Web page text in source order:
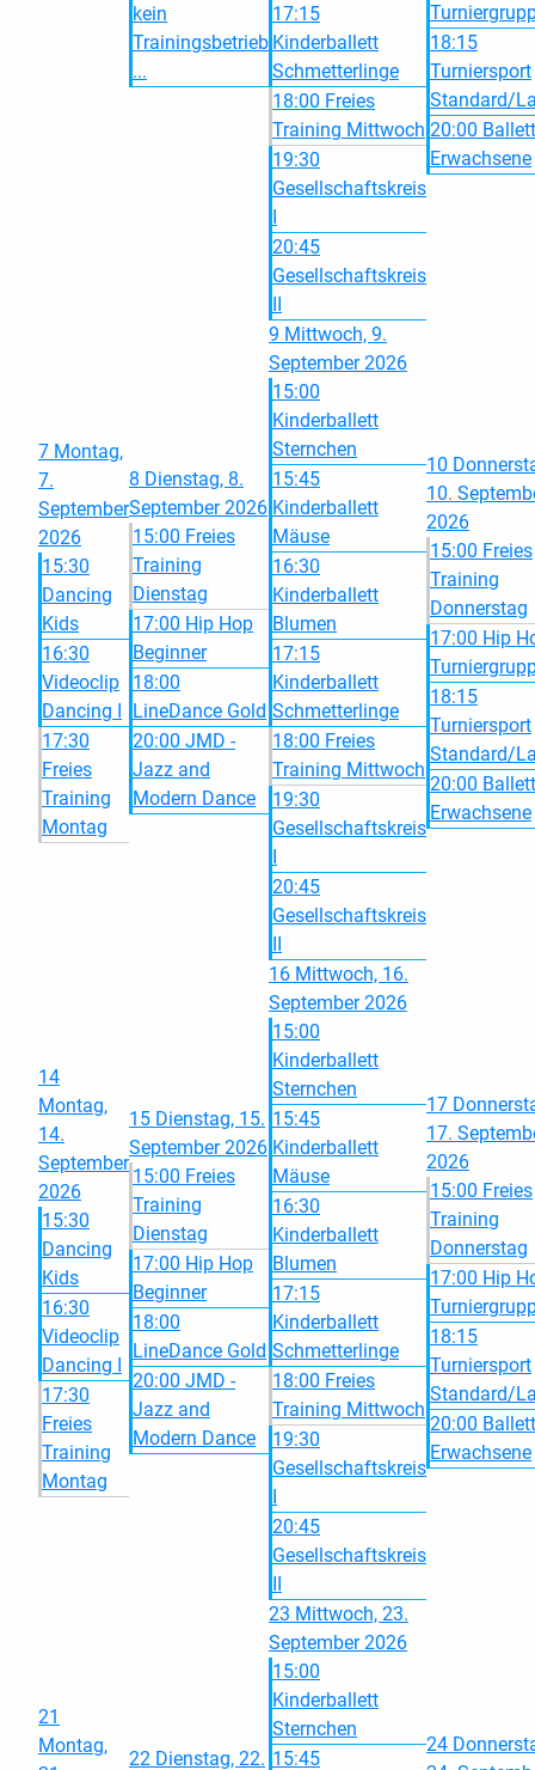
kein
Trainingsbetrieb
...
17:15
Kinderballett
Schmetterlinge
18:00 Freies
Training Mittwoch
19:30
Gesellschaftskreis
20:45
Gesellschaftskreis
18:15
Turniersport
Standard/
20:00 Ballett
Erwachsene
7 Montag,
7.
September
2026
15:30
Dancing
Kids
16:30
Videoclip
Dancing I
17:30
Freies
Training
Montag
8 Dienstag, 8.
September 2026
15:00 Freies
Training
Dienstag
17:00 Hip Hop
Beginner
18:00
LineDance Gold
20:00 JMD -
Jazz and
Modern Dance
9 Mittwoch, 9.
September 2026
15:00
Kinderballett
Sternchen
15:45
Kinderballett
Mäuse
16:30
Kinderballett
Blumen
17:15
Kinderballett
Schmetterlinge
18:00 Freies
Training Mittwoch
19:30
Gesellschaftskreis
20:45
Gesellschaftskreis
10
10.
2026
15:00 Freies
Training
Donnerstag
17:00 Hip
18:15
Turniersport
Standard/
20:00 Ballett
Erwachsene
14
Montag,
14.
September
2026
15:30
Dancing
Kids
16:30
Videoclip
Dancing I
17:30
Freies
Training
Montag
15 Dienstag, 15.
September 2026
15:00 Freies
Training
Dienstag
17:00 Hip Hop
Beginner
18:00
LineDance Gold
20:00 JMD -
Jazz and
Modern Dance
16 Mittwoch, 16.
September 2026
15:00
Kinderballett
Sternchen
15:45
Kinderballett
Mäuse
16:30
Kinderballett
Blumen
17:15
Kinderballett
Schmetterlinge
18:00 Freies
Training Mittwoch
19:30
Gesellschaftskreis
20:45
Gesellschaftskreis
17
17.
2026
15:00 Freies
Training
Donnerstag
17:00 Hip
18:15
Turniersport
Standard/
20:00 Ballett
Erwachsene
21
Montag,
22 Dienstag, 22.
23 Mittwoch, 23.
September 2026
15:00
Kinderballett
Sternchen
15:45
24